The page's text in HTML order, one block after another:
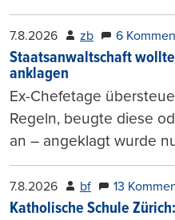
7.8.2026 zb 6
Staatsanwaltschaft
anklagen
Ex-Chefetage
Regeln, beugte diese
an – angeklagt wurde
7.8.2026 bf 13
Katholische Schule